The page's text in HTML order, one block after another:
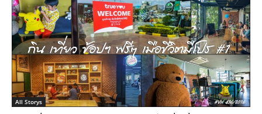
All Storys